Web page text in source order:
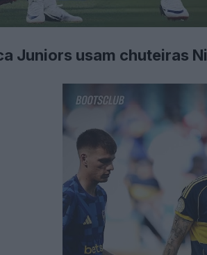
Juniors usam chuteiras